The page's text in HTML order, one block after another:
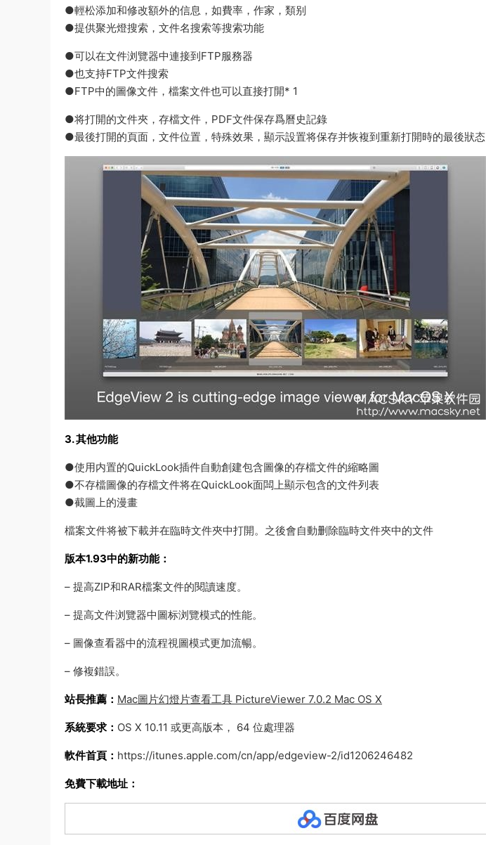
●輕松添加和修改額外的信息，如費率，作家，類别
●提供聚光燈搜索，文件名搜索等搜索功能
●可以在文件浏覽器中連接到FTP服務器
●也支持FTP文件搜索
●FTP中的圖像文件，檔案文件也可以直接打開* 1
●将打開的文件夾，存檔文件，PDF文件保存爲曆史記錄
●最後打開的頁面，文件位置，特殊效果，顯示設置将保存并恢複到重新打開時的最後狀态
3. 其他功能
●使用内置的QuickLook插件自動創建包含圖像的存檔文件的縮略圖
●不存檔圖像的存檔文件将在QuickLook面闆上顯示包含的文件列表
●截圖上的漫畫
檔案文件将被下載并在臨時文件夾中打開。之後會自動删除臨時文件夾中的文件
版本1.93中的新功能：
– 提高ZIP和RAR檔案文件的閱讀速度。
– 提高文件浏覽器中圖标浏覽模式的性能。
– 圖像查看器中的流程視圖模式更加流暢。
– 修複錯誤。
站長推薦： Mac圖片幻燈片查看工具 PictureViewer 7.0.2 Mac OS X
系統要求： OS X 10.11 或更高版本， 64 位處理器
軟件首頁： https://itunes.apple.com/cn/app/edgeview-2/id1206246482
免費下載地址：